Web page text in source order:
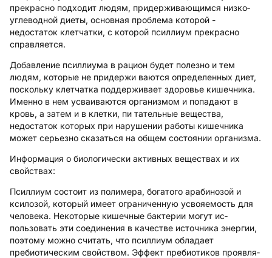
прекрасно подходит людям, придерживающимся низко­
углеводной диеты, основная проблема которой -
недостаток клетчатки, с которой псиллиум прекрасно
справляется.
Добавление псиллиума в рацион будет полезно и тем
людям, которые не придержи­ ваются определенных диет,
поскольку клетчатка поддерживает здоровье кишечника.
Именно в нем усваиваются организмом и попадают в
кровь, а затем и в клетки, пи­ тательные вещества,
недостаток которых при нарушении работы кишечника
может серьезно сказаться на общем состоянии организма.
Информация о биологически активных веществах и их
свойствах:
Псиллиум состоит из полимера, богатого арабинозой и
ксилозой, который имеет ограниченную усвояемость для
человека. Некоторые кишечные бактерии могут ис­
пользовать эти соединения в качестве источника энергии,
поэтому можно считать, что псиллиум обладает
пребиотическим свойством. Эффект пребиотиков проявля­